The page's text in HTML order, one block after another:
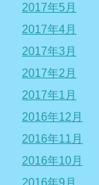
2017年5月
2017年4月
2017年3月
2017年2月
2017年1月
2016年12月
2016年11月
2016年10月
2016年9月